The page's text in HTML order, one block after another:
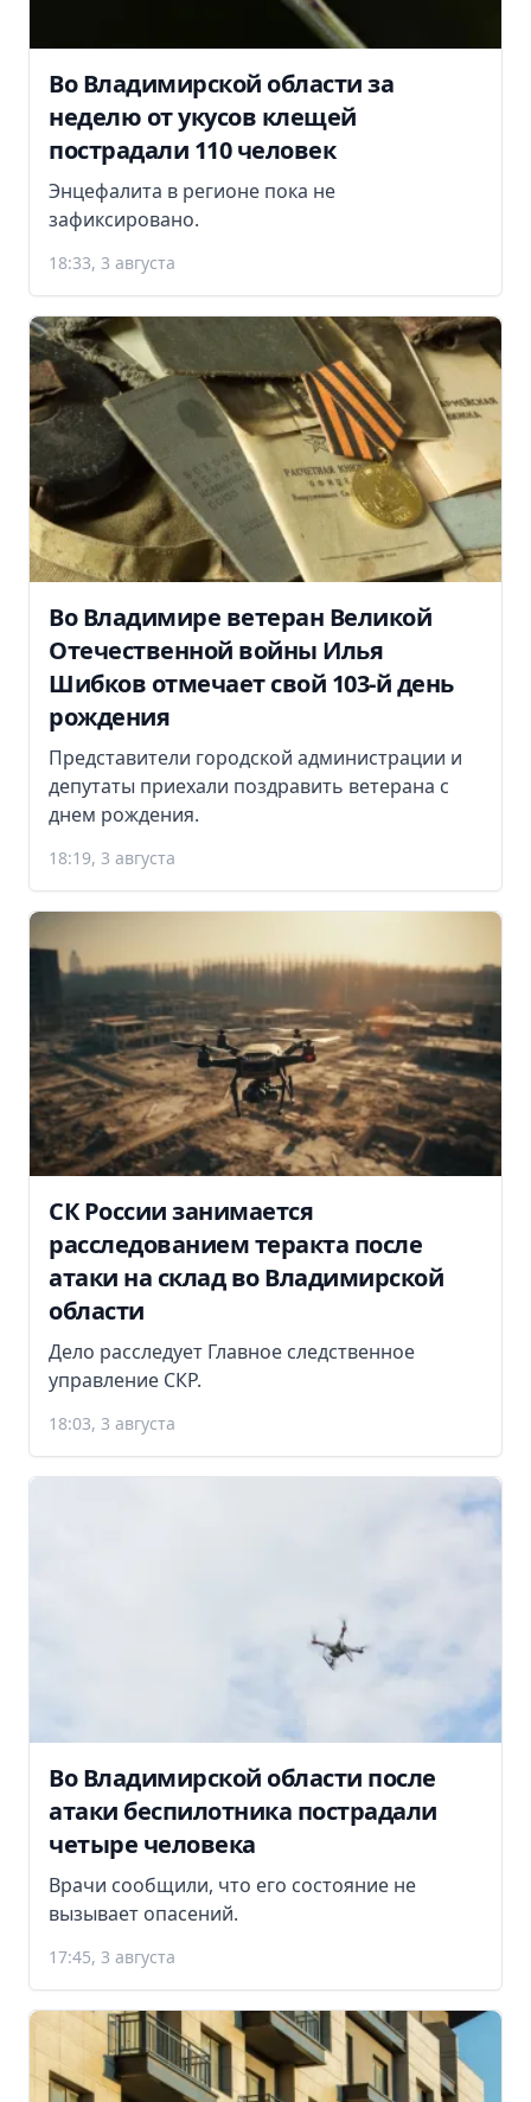
Во Владимирской области за
неделю от укусов клещей
пострадали 110 человек
Энцефалита в регионе пока не
зафиксировано.
18:33, 3 августа
Во Владимире ветеран Великой
Отечественной войны Илья
Шибков отмечает свой 103-й день
рождения
Представители городской администрации и
депутаты приехали поздравить ветерана с
днем рождения.
18:19, 3 августа
СК России занимается
расследованием теракта после
атаки на склад во Владимирской
области
Дело расследует Главное следственное
управление СКР.
18:03, 3 августа
Во Владимирской области после
атаки беспилотника пострадали
четыре человека
Врачи сообщили, что его состояние не
вызывает опасений.
17:45, 3 августа